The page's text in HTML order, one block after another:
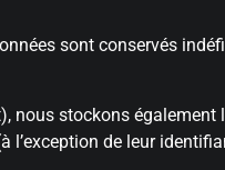
sont conservés
nous stockons
de leur